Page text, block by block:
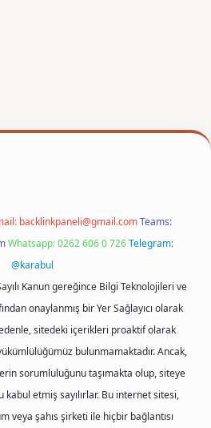
backlinkpaneli@gmail.comTeams:
Whatsapp: 0262 606 0 726Telegram:
@karabul
Kanun gereğince Bilgi Teknolojileri ve
onaylanmış bir Yer Sağlayıcı olarak
sitedeki içerikleri proaktif olarak
bulunmamaktadır. Ancak,
sorumluluğunu taşımakta olup, siteye
etmiş sayılırlar. Bu internet sitesi,
veya şahıs şirketi ile hiçbir bağlantısı